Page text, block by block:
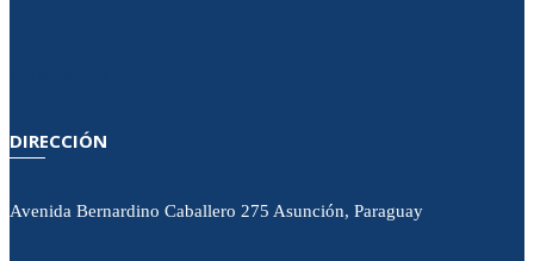
DIRECCIÓN
Avenida Bernardino Caballero 275 Asunción, Paraguay